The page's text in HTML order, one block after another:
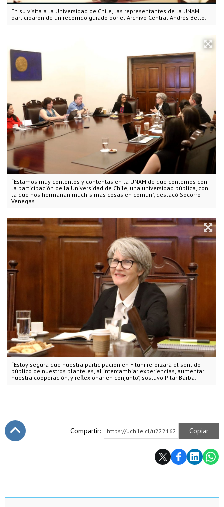
En su visita a la Universidad de Chile, las representantes de la UNAM
participaron de un recorrido guiado por el Archivo Central Andrés Bello.
“Estamos muy contentos y contentas en la UNAM de que contemos con
la participación de la Universidad de Chile, una universidad pública, con
la que nos hermanan muchísimas cosas en común", destacó Socorro
Venegas.
“Estoy segura que nuestra participación en Filuni reforzará el sentido
público de nuestros planteles, al intercambiar experiencias, aumentar
nuestra cooperación, y reflexionar en conjunto", sostuvo Pilar Barba.
Compartir: https://uchile.cl/u222162 Copiar